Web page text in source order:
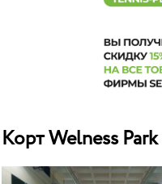
Корт Welness Park